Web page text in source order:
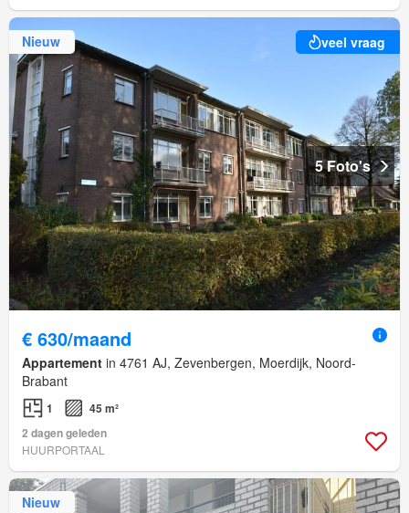
Nieuw veel vraag
5 Foto's
€ 630/maand
Appartement in 4761 AJ, Zevenbergen, Moerdijk, Noord-
Brabant
1
45 m²
2 dagen geleden
HUURPORTAAL
Nieuw